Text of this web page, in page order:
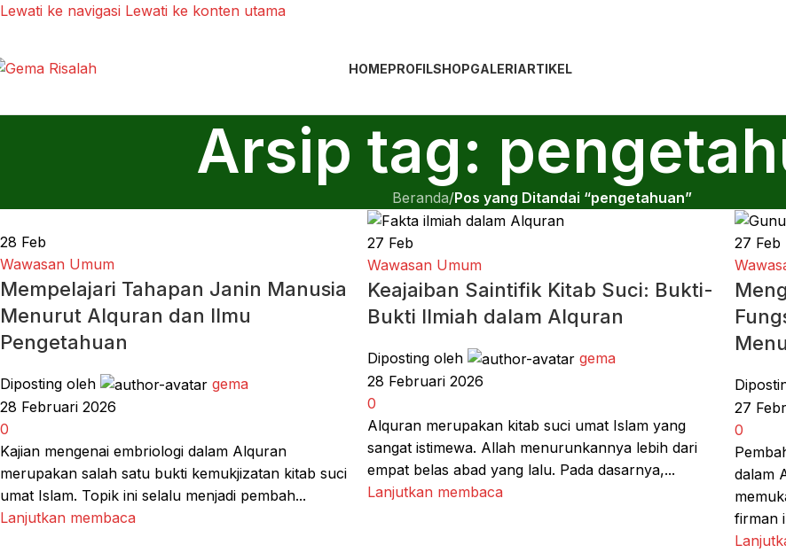
Lewati ke navigasi Lewati ke konten utama
HOMEPROFILSHOPGALERIARTIKEL
Arsip tag:
Beranda/Pos yang Ditandai “pengetahuan”
28 Feb
Wawasan Umum
Mempelajari Tahapan Janin Manusia
Menurut Alquran dan Ilmu
Pengetahuan
Diposting oleh
gema
28 Februari 2026
0
Kajian mengenai embriologi dalam Alquran
merupakan salah satu bukti kemukjizatan kitab suci
umat Islam. Topik ini selalu menjadi pembah...
Lanjutkan membaca
27 Feb
Wawasan Umum
Keajaiban Saintifik Kitab Suci: Bukti-
Bukti Ilmiah dalam Alquran
Diposting oleh
gema
28 Februari 2026
0
Alquran merupakan kitab suci umat Islam yang
sangat istimewa. Allah menurunkannya lebih dari
empat belas abad yang lalu. Pada dasarnya,...
Lanjutkan membaca
27 Feb
27
0
dalam
firman